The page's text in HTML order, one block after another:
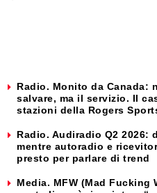
Radio. Monito da Canada:
salvare, ma il servizio. Il
stazioni della Rogers
Radio. Audiradio Q2 2026:
mentre autoradio e
presto per parlare di trend
Media. MFW (Mad